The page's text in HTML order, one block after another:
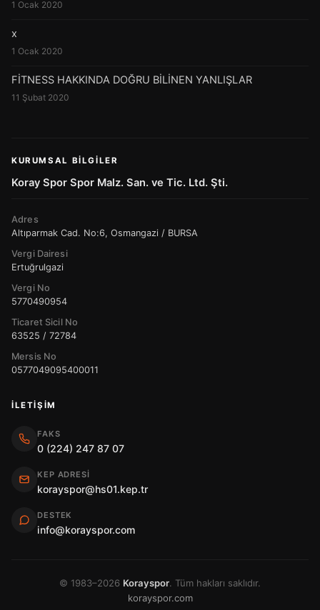
1 Ocak 2020
x
1 Ocak 2020
FİTNESS HAKKINDA DOĞRU BİLİNEN YANLIŞLAR
11 Şubat 2020
KURUMSAL BILGILER
Koray Spor Spor Malz. San. ve Tic. Ltd. Şti.
Adres
Altıparmak Cad. No:6, Osmangazi / BURSA
Vergi Dairesi
Ertuğrulgazi
Vergi No
5770490954
Ticaret Sicil No
63525 / 72784
Mersis No
0577049095400011
İLETIŞIM
FAKS
0 (224) 247 87 07
KEP ADRESI
korayspor@hs01.kep.tr
DESTEK
info@korayspor.com
© 1983–2026 Korayspor. Tüm hakları saklıdır.
korayspor.com